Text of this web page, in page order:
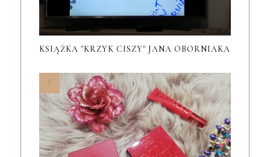
KSIĄŻKA "KRZYK CISZY" JANA OBORNIAKA